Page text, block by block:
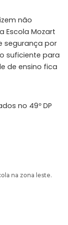
não
Escola Mozart
segurança por
suficiente para
de ensino fica
no 49º DP
na zona leste.